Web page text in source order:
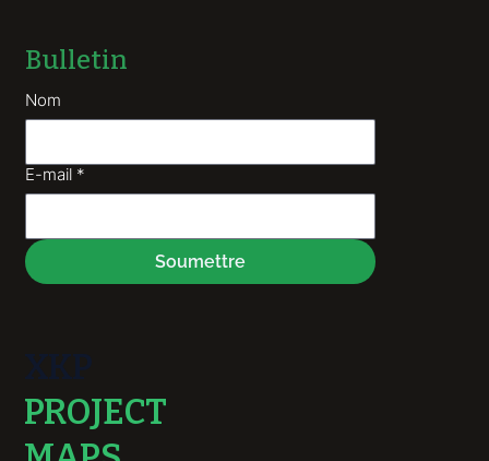
PROJECT
Bulletin
Nom
E-mail *
Soumettre